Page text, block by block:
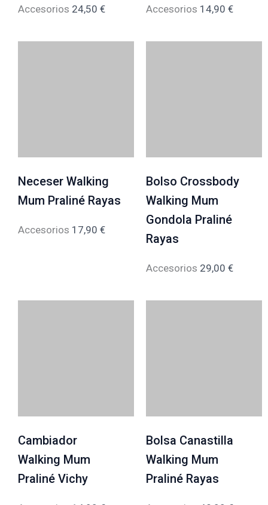
Accesorios 24,50 € Accesorios 14,90 €
Neceser Walking
Mum Praliné Rayas
Accesorios 17,90 €
Bolso Crossbody
Walking Mum
Gondola Praliné
Rayas
Accesorios 29,00 €
Cambiador
Walking Mum
Praliné Vichy
Bolsa Canastilla
Walking Mum
Praliné Rayas